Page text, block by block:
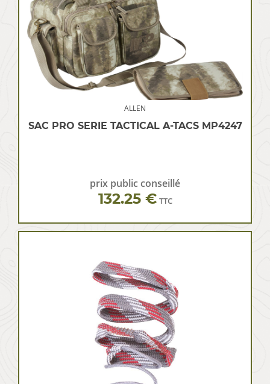
ALLEN
SAC PRO SERIE TACTICAL A-TACS MP4247
prix public conseillé
132.25 € TTC